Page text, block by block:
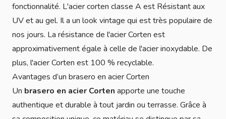
fonctionnalité. L'acier corten classe A est Résistant aux
UV et au gel. Il a un look vintage qui est très populaire de
nos jours. La résistance de l'acier Corten est
approximativement égale à celle de l'acier inoxydable. De
plus, l'acier Corten est 100 % recyclable.
Avantages d’un brasero en acier Corten
Un brasero en acier Corten apporte une touche
authentique et durable à tout jardin ou terrasse. Grâce à